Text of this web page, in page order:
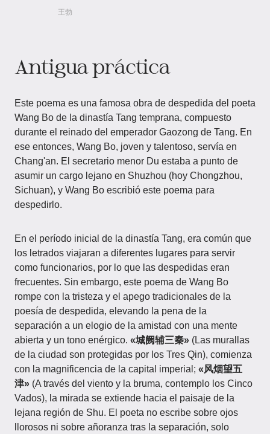
王勃
Antigua práctica
Este poema es una famosa obra de despedida del poeta
Wang Bo de la dinastía Tang temprana, compuesto
durante el reinado del emperador Gaozong de Tang. En
ese entonces, Wang Bo, joven y talentoso, servía en
Chang'an. El secretario menor Du estaba a punto de
asumir un cargo lejano en Shuzhou (hoy Chongzhou,
Sichuan), y Wang Bo escribió este poema para
despedirlo.
En el período inicial de la dinastía Tang, era común que
los letrados viajaran a diferentes lugares para servir
como funcionarios, por lo que las despedidas eran
frecuentes. Sin embargo, este poema de Wang Bo
rompe con la tristeza y el apego tradicionales de la
poesía de despedida, elevando la pena de la
separación a un elogio de la amistad con una mente
abierta y un tono enérgico. «城阙辅三秦» (Las murallas
de la ciudad son protegidas por los Tres Qin), comienza
con la magnificencia de la capital imperial; «风烟望五
津» (A través del viento y la bruma, contemplo los Cinco
Vados), la mirada se extiende hacia el paisaje de la
lejana región de Shu. El poeta no escribe sobre ojos
llorosos ni sobre añoranza tras la separación, solo